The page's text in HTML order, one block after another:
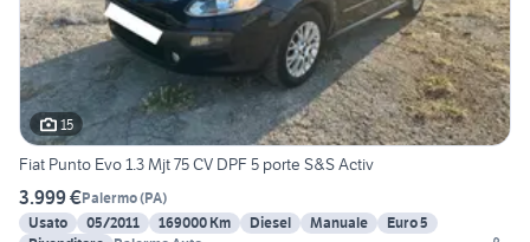
15
Fiat Punto Evo 1.3 Mjt 75 CV DPF 5 porte S&S Activ
3.999 €Palermo(PA)
Usato
05/2011 169000 Km Diesel Manuale
Euro 5